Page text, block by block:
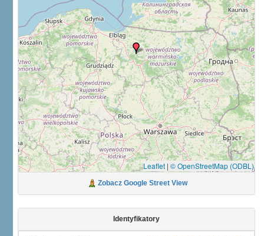
Leaflet | © OpenStreetMap (ODBL)
Zobacz Google Street View
Identyfikatory